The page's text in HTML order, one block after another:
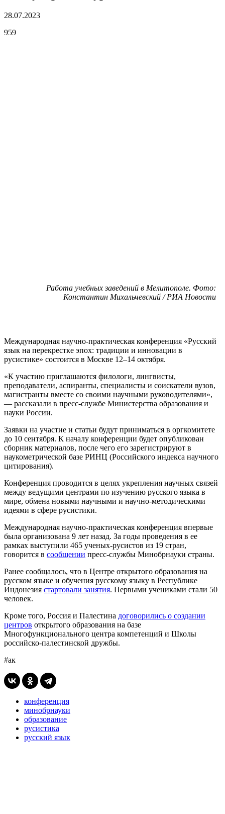
28.07.2023
959
Работа учебных заведений в Мелитополе. Фото:
Константин Михальчевский / РИА Новости
Международная научно-практическая конференция «Русский
язык на перекрестке эпох: традиции и инновации в
русистике» состоится в Москве 12–14 октября.
«К участию приглашаются филологи, лингвисты,
преподаватели, аспиранты, специалисты и соискатели вузов,
магистранты вместе со своими научными руководителями»,
— рассказали в пресс-службе Министерства образования и
науки России.
Заявки на участие и статьи будут приниматься в оргкомитете
до 10 сентября. К началу конференции будет опубликован
сборник материалов, после чего его зарегистрируют в
наукометрической базе РИНЦ (Российского индекса научного
цитирования).
Конференция проводится в целях укрепления научных связей
между ведущими центрами по изучению русского языка в
мире, обмена новыми научными и научно-методическими
идеями в сфере русистики.
Международная научно-практическая конференция впервые
была организована 9 лет назад. За годы проведения в ее
рамках выступили 465 ученых-русистов из 19 стран,
говорится в сообщении пресс-службы Минобрнауки страны.
Ранее сообщалось, что в Центре открытого образования на
русском языке и обучения русскому языку в Республике
Индонезия стартовали занятия. Первыми учениками стали 50
человек.
Кроме того, Россия и Палестина договорились о создании
центров открытого образования на базе
Многофункционального центра компетенций и Школы
российско-палестинской дружбы.
#ак
конференция
минобрнауки
образование
русистика
русский язык